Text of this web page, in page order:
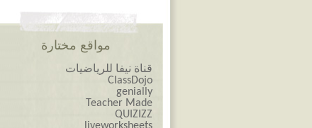
مواقع مختارة
قناة نيفا للرياضيات
ClassDojo
genially
Teacher Made
QUIZIZZ